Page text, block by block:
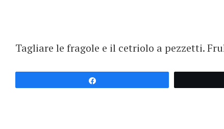
Tagliare le fragole e il cetriolo a pezzetti.